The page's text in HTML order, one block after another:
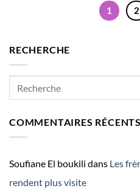
1 2
RECHERCHE
COMMENTAIRES RÉCENTS
Soufiane El boukili dans Les
rendent plus visite